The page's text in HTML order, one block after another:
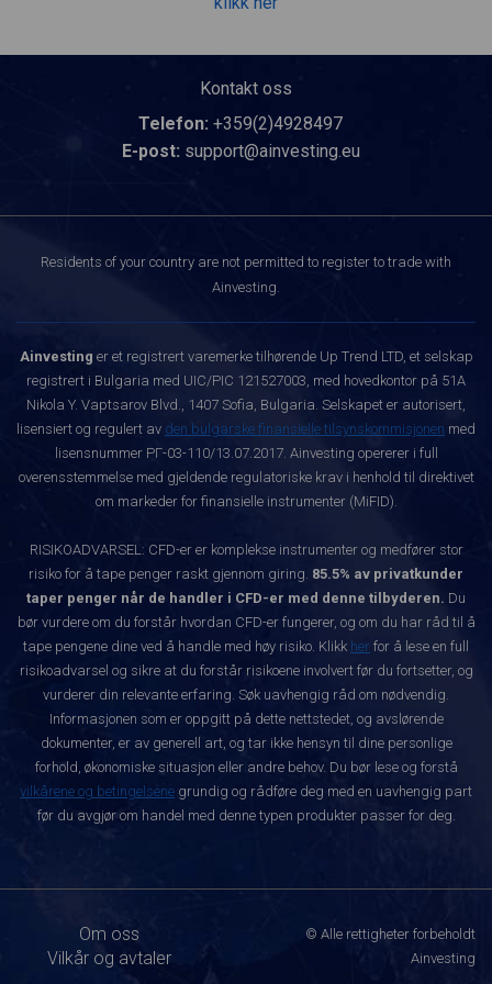
Kontakt oss
Telefon: +359(2)4928497
E-post: support@ainvesting.eu
Residents of your country are not permitted to register to trade with
Ainvesting.
Ainvesting er et registrert varemerke tilhørende Up Trend LTD, et selskap
registrert i Bulgaria med UIC/PIC 121527003, med hovedkontor på 51A
Nikola Y. Vaptsarov Blvd., 1407 Sofia, Bulgaria. Selskapet er autorisert,
lisensiert og regulert av den bulgarske finansielle tilsynskommisjonen med
lisensnummer РГ-03-110/13.07.2017. Ainvesting opererer i full
overensstemmelse med gjeldende regulatoriske krav i henhold til direktivet
om markeder for finansielle instrumenter (MiFID).
RISIKOADVARSEL: CFD-er er komplekse instrumenter og medfører stor
risiko for å tape penger raskt gjennom giring. 85.5% av privatkunder
taper penger når de handler i CFD-er med denne tilbyderen. Du
bør vurdere om du forstår hvordan CFD-er fungerer, og om du har råd til å
tape pengene dine ved å handle med høy risiko. Klikk her for å lese en full
risikoadvarsel og sikre at du forstår risikoene involvert før du fortsetter, og
vurderer din relevante erfaring. Søk uavhengig råd om nødvendig.
Informasjonen som er oppgitt på dette nettstedet, og avslørende
dokumenter, er av generell art, og tar ikke hensyn til dine personlige
forhold, økonomiske situasjon eller andre behov. Du bør lese og forstå
vilkårene og betingelsene grundig og rådføre deg med en uavhengig part
før du avgjør om handel med denne typen produkter passer for deg.
Om oss
Vilkår og avtaler
© Alle rettigheter forbeholdt
Ainvesting